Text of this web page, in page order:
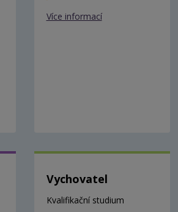
Více informací
Vychovatel
Kvalifikační studium